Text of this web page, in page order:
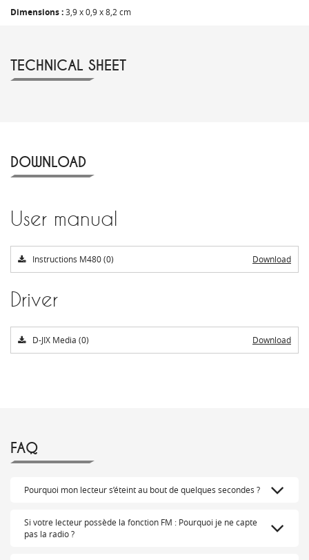
Dimensions :3,9 x 0,9 x 8,2 cm
TECHNICAL SHEET
DOWNLOAD
User manual
Instructions M480 (0) Download
Driver
D-JIX Media (0) Download
FAQ
Pourquoi mon lecteur s’éteint au bout de quelques secondes ?
Si votre lecteur possède la fonction FM : Pourquoi je ne capte
pas la radio ?